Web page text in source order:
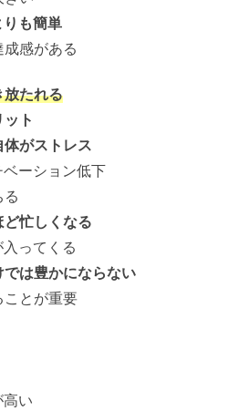
も簡単
がある
放たれる
ト
がストレス
ション低下
忙しくなる
てくる
は豊かにならない
とが重要
い